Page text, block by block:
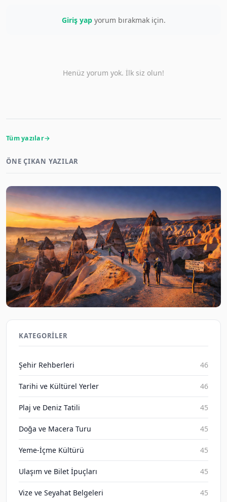
Giriş yapyorum bırakmak için.
Henüz yorum yok. İlk siz olun!
Tüm yazılar
ÖNE ÇIKAN YAZILAR
Kapadokya ve Efes'te Doğa Yürüyüşü: Tarihi Yerler
Keşfi 2026
KATEGORILER
Şehir Rehberleri 46
Tarihi ve Kültürel Yerler 46
Plaj ve Deniz Tatili 45
Doğa ve Macera Turu 45
Yeme-İçme Kültürü 45
Ulaşım ve Bilet İpuçları 45
Vize ve Seyahat Belgeleri 45